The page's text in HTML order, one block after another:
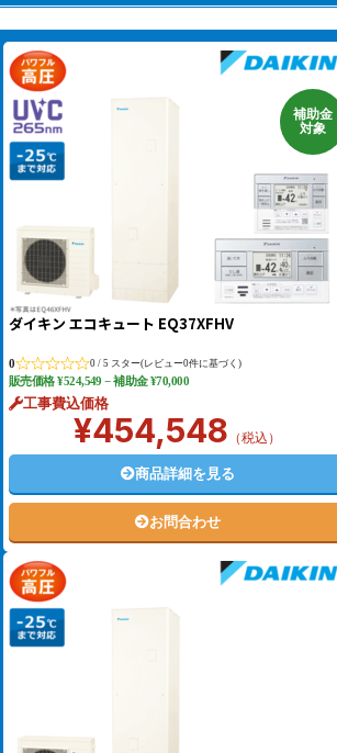
補助金
対象
ダイキン エコキュート EQ37XFHV
0 0 / 5 スター(レビュー0件に基づく)
販売価格¥524,549 − 補助金 ¥70,000
工事費込価格
¥454,548 （税込）
商品詳細を見る
お問合わせ